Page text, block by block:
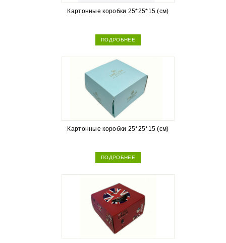
Картонные коробки 25*25*15 (см)
ПОДРОБНЕЕ
Картонные коробки 25*25*15 (см)
ПОДРОБНЕЕ